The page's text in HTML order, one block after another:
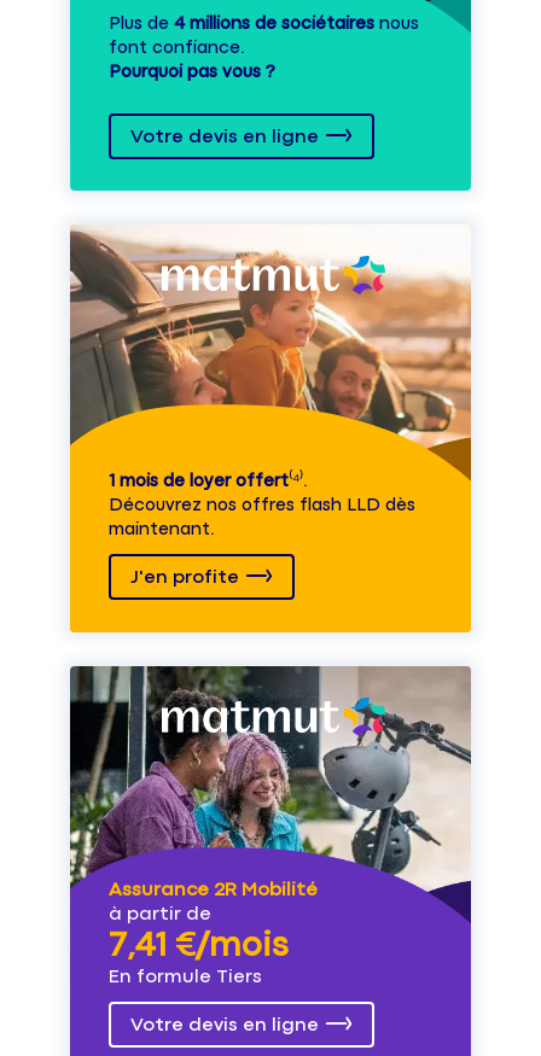
Plus de 4 millions de sociétaires nous
font confiance.
Pourquoi pas vous ?
Votre devis en ligne
1 mois de loyer offert⁽⁴⁾.
Découvrez nos offres flash LLD dès
maintenant.
J'en profite
Assurance 2R Mobilité
à partir de
7,41 €/mois
En formule Tiers
Votre devis en ligne